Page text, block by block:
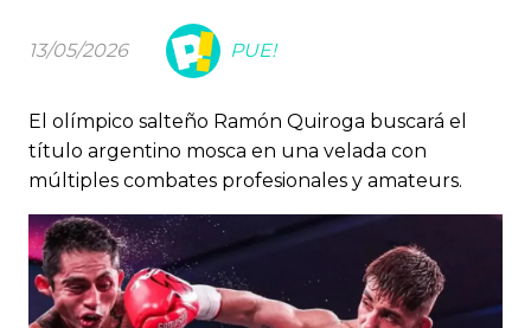
El olímpico salteño Ramón Quiroga buscará el
título argentino mosca en una velada con
múltiples combates profesionales y amateurs.
13/05/2026 PUE!